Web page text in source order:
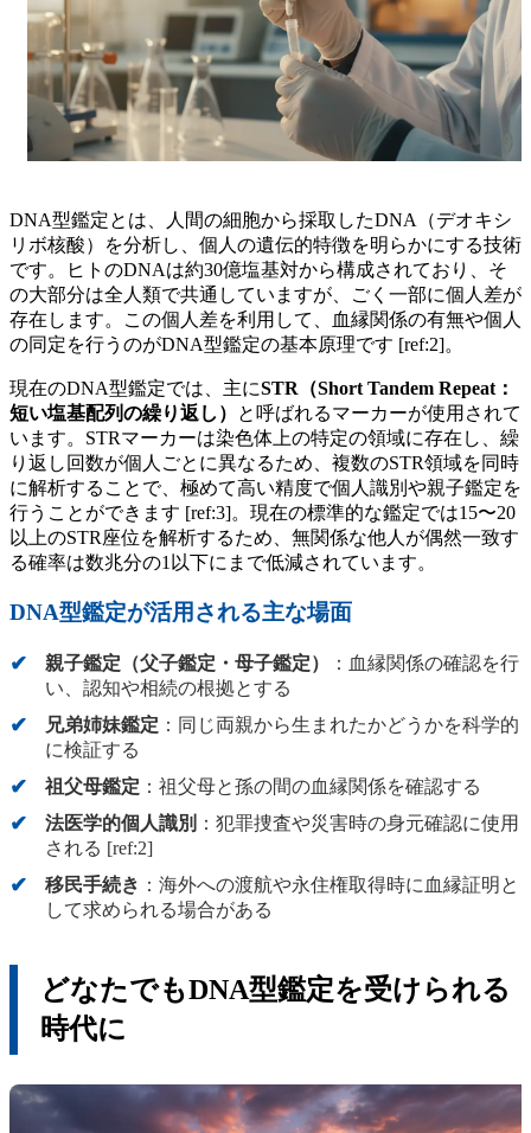
DNA型鑑定とは、人間の細胞から採取したDNA（デオキシ
リボ核酸）を分析し、個人の遺伝的特徴を明らかにする技術
です。ヒトのDNAは約30億塩基対から構成されており、そ
の大部分は全人類で共通していますが、ごく一部に個人差が
存在します。この個人差を利用して、血縁関係の有無や個人
の同定を行うのがDNA型鑑定の基本原理です [ref:2]。
現在のDNA型鑑定では、主にSTR（Short Tandem Repeat：
短い塩基配列の繰り返し）
と呼ばれるマーカーが使用されて
います。STRマーカーは染色体上の特定の領域に存在し、繰
り返し回数が個人ごとに異なるため、複数のSTR領域を同時
に解析することで、極めて高い精度で個人識別や親子鑑定を
行うことができます [ref:3]。現在の標準的な鑑定では15〜20
以上のSTR座位を解析するため、無関係な他人が偶然一致す
る確率は数兆分の1以下にまで低減されています。
DNA型鑑定が活用される主な場面
親子鑑定（父子鑑定・母子鑑定）
：血縁関係の確認を行
い、認知や相続の根拠とする
兄弟姉妹鑑定 ：同じ両親から生まれたかどうかを科学的
に検証する
祖父母鑑定 ：祖父母と孫の間の血縁関係を確認する
法医学的個人識別 ：犯罪捜査や災害時の身元確認に使用
される [ref:2]
移民手続き ：海外への渡航や永住権取得時に血縁証明と
して求められる場合がある
どなたでもDNA型鑑定を受けられる
時代に